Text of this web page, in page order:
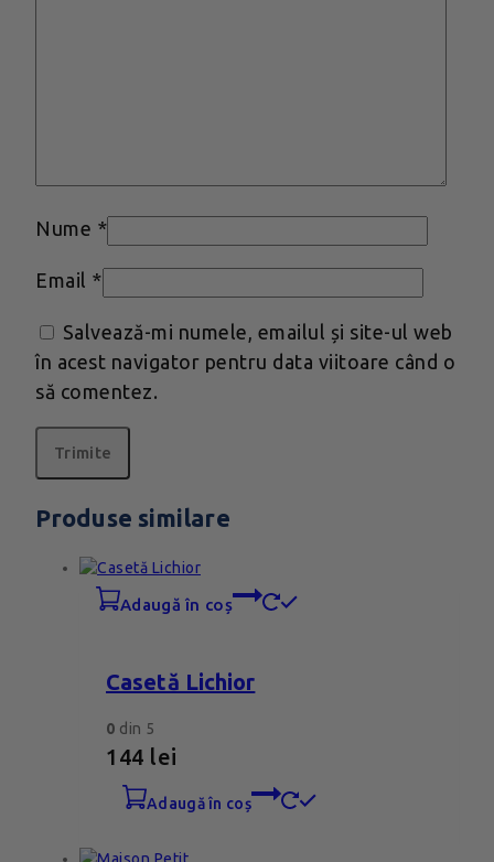
Nume *
Email *
Salvează-mi numele, emailul și site-ul web
în acest navigator pentru data viitoare când o
să comentez.
Produse similare
adaugă în coș
Casetă Lichior
0 din 5
144 lei
adaugă în coș